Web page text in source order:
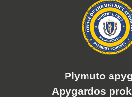
Plymuto
Apygardos